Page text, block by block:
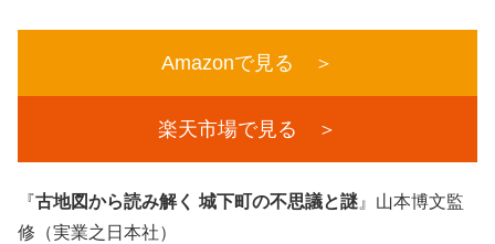
Amazonで見る ＞
楽天市場で見る ＞
『古地図から読み解く 城下町の不思議と謎 』山本博文監
修（実業之日本社）